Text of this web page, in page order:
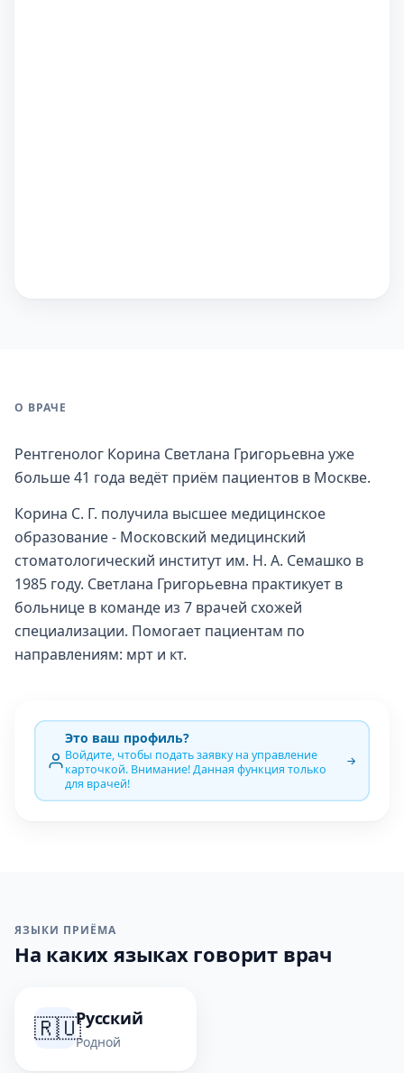
О ВРАЧЕ
Рентгенолог Корина Светлана Григорьевна уже
больше 41 года ведёт приём пациентов в Москве.
Корина С. Г. получила высшее медицинское
образование - Московский медицинский
стоматологический институт им. Н. А. Семашко в
1985 году. Светлана Григорьевна практикует в
больнице в команде из 7 врачей схожей
специализации. Помогает пациентам по
направлениям: мрт и кт.
Это ваш профиль?
Войдите, чтобы подать заявку на управление
карточкой. Внимание! Данная функция только
для врачей!
ЯЗЫКИ ПРИЁМА
На каких языках говорит врач
🇷🇺Русский
Родной